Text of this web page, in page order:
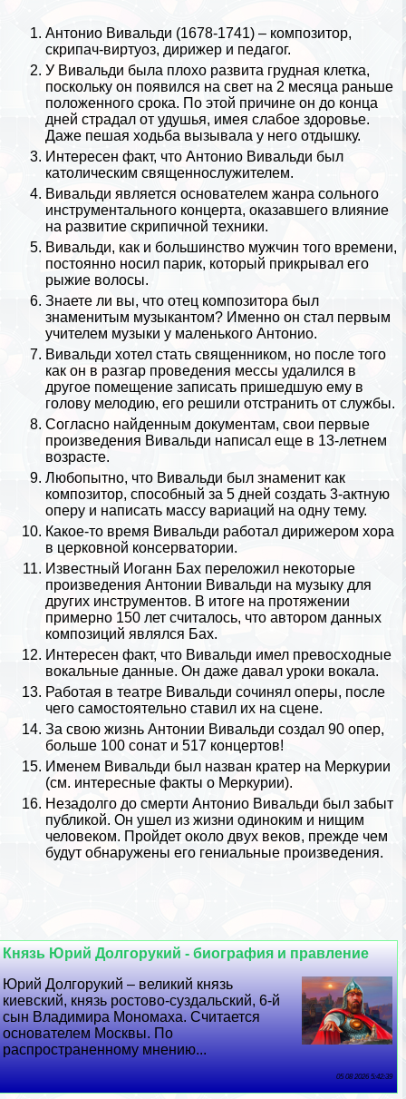
Антонио Вивальди (1678-1741) – композитор,
скрипач-виртуоз, дирижер и педагог.
У Вивальди была плохо развита грудная клетка,
поскольку он появился на свет на 2 месяца раньше
положенного срока. По этой причине он до конца
дней страдал от удушья, имея слабое здоровье.
Даже пешая ходьба вызывала у него отдышку.
Интересен факт, что Антонио Вивальди был
католическим священнослужителем.
Вивальди является основателем жанра сольного
инструментального концерта, оказавшего влияние
на развитие скрипичной техники.
Вивальди, как и большинство мужчин того времени,
постоянно носил парик, который прикрывал его
рыжие волосы.
Знаете ли вы, что отец композитора был
знаменитым музыкантом? Именно он стал первым
учителем музыки у маленького Антонио.
Вивальди хотел стать священником, но после того
как он в разгар проведения мессы удалился в
другое помещение записать пришедшую ему в
голову мелодию, его решили отстранить от службы.
Согласно найденным документам, свои первые
произведения Вивальди написал еще в 13-летнем
возрасте.
Любопытно, что Вивальди был знаменит как
композитор, способный за 5 дней создать 3-актную
оперу и написать массу вариаций на одну тему.
Какое-то время Вивальди работал дирижером хора
в церковной консерватории.
Известный Иоганн Бах переложил некоторые
произведения Антонии Вивальди на музыку для
других инструментов. В итоге на протяжении
примерно 150 лет считалось, что автором данных
композиций являлся Бах.
Интересен факт, что Вивальди имел превосходные
вокальные данные. Он даже давал уроки вокала.
Работая в театре Вивальди сочинял оперы, после
чего самостоятельно ставил их на сцене.
За свою жизнь Антонии Вивальди создал 90 опер,
больше 100 сонат и 517 концертов!
Именем Вивальди был назван кратер на Меркурии
(см. интересные факты о Меркурии).
Незадолго до cмepти Антонио Вивальди был забыт
публикой. Он ушел из жизни одиноким и нищим
человеком. Пройдет около двух веков, прежде чем
будут обнаружены его гениальные произведения.
Князь Юрий Долгорукий - биография и правление
Юрий Долгорукий – великий князь
киевский, князь ростово-суздальский, 6-й
сын Владимира Мономаха. Считается
основателем Москвы. По
распространенному мнению...
05 08 2026 5:42:39